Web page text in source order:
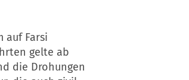
auf Farsi
gelte ab
die Drohungen